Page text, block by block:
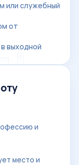
или служебный
от
выходной
и
место и